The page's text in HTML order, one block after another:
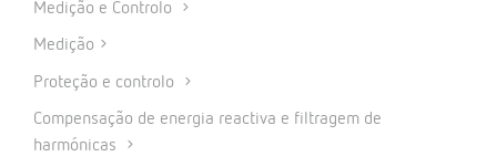
Medição e Controlo
Medição
Proteção e controlo
Compensação de energia reactiva e filtragem de
harmónicas